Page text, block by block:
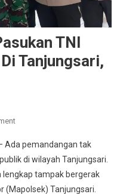
TNI
Tanjungsari,
On
Dadakan,
Pasukan
TNI
Geruduk
Ada pemandangan tak
di wilayah Tanjungsari.
lengkap tampak bergerak
(Mapolsek) Tanjungsari.